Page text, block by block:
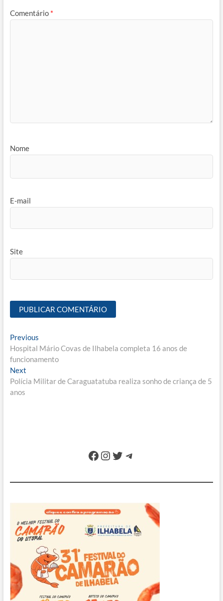
Comentário *
Nome
E-mail
Site
Navegação
de
Post
PreviousPrevious
post:
Hospital Mário Covas de Ilhabela completa 16 anos de
funcionamento
NextNext
post:
Polícia Militar de Caraguatatuba realiza sonho de criança de 5
anos
Facebook
Instagram
Twitter
Telegram